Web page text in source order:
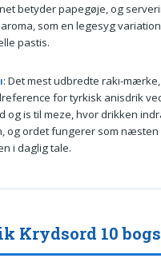
betyder papegøje, og
som en legesyg
pastis.
: Det mest udbredte rakı-
for tyrkisk anisdrik
og is til meze, hvor drikken
og ordet fungerer som
i daglig tale.
Krydsord 10